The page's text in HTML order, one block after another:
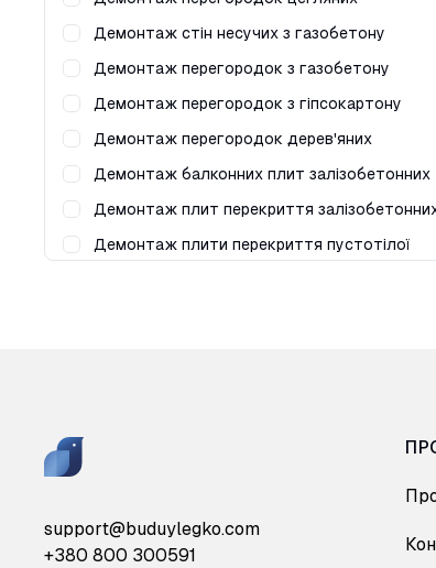
Демонтаж стін несучих з газобетону
Демонтаж перегородок з газобетону
Демонтаж перегородок з гіпсокартону
Демонтаж перегородок дерев'яних
Демонтаж балконних плит залізобетонних
Демонтаж плити перекриття пустотілої
Демонтаж шпалер/фарби
Демонтаж плитки керамічної
support@buduylegko.com
+380 800 300591